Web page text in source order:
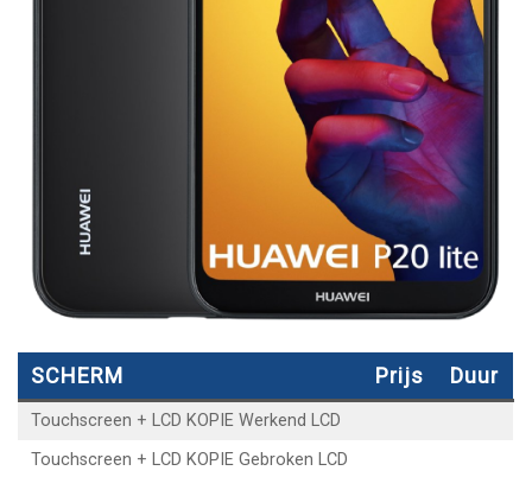
SCHERM Prijs Duur
Touchscreen + LCD KOPIE Werkend LCD
Touchscreen + LCD KOPIE Gebroken LCD